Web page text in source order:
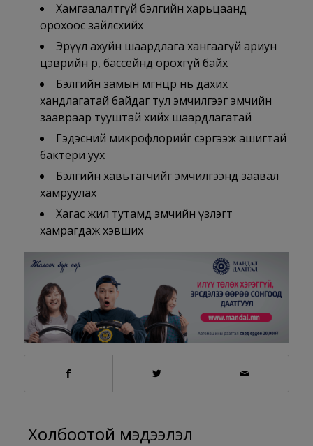
Хамгаалалтгүй бэлгийн харьцаанд
орохоос зайлсхийх
Эрүүл ахуйн шаардлага хангаагүй ариун
цэврийн өрөө, бассейнд орохгүй байх
Бэлгийн замын мөөгөнцөр нь дахих
хандлагатай байдаг тул эмчилгээг эмчийн
заавраар тууштай хийх шаардлагатай
Гэдэсний микрофлорийг сэргээж ашигтай
бактери уух
Бэлгийн хавьтагчийг эмчилгээнд заавал
хамруулах
Хагас жил тутамд эмчийн үзлэгт
хамрагдаж хэвших
Холбоотой мэдээлэл